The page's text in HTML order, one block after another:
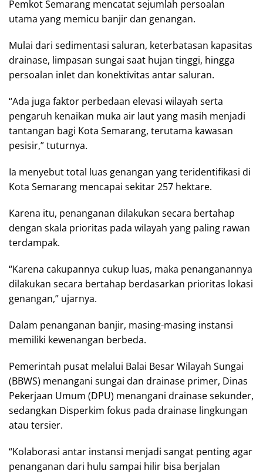
Pemkot Semarang mencatat sejumlah persoalan
utama yang memicu banjir dan genangan.
Mulai dari sedimentasi saluran, keterbatasan kapasitas
drainase, limpasan sungai saat hujan tinggi, hingga
persoalan inlet dan konektivitas antar saluran.
“Ada juga faktor perbedaan elevasi wilayah serta
pengaruh kenaikan muka air laut yang masih menjadi
tantangan bagi Kota Semarang, terutama kawasan
pesisir,” tuturnya.
Ia menyebut total luas genangan yang teridentifikasi di
Kota Semarang mencapai sekitar 257 hektare.
Karena itu, penanganan dilakukan secara bertahap
dengan skala prioritas pada wilayah yang paling rawan
terdampak.
“Karena cakupannya cukup luas, maka penanganannya
dilakukan secara bertahap berdasarkan prioritas lokasi
genangan,” ujarnya.
Dalam penanganan banjir, masing-masing instansi
memiliki kewenangan berbeda.
Pemerintah pusat melalui Balai Besar Wilayah Sungai
(BBWS) menangani sungai dan drainase primer, Dinas
Pekerjaan Umum (DPU) menangani drainase sekunder,
sedangkan Disperkim fokus pada drainase lingkungan
atau tersier.
“Kolaborasi antar instansi menjadi sangat penting agar
penanganan dari hulu sampai hilir bisa berjalan